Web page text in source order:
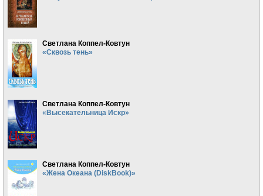
Светлана Коппел-Ковтун
«Сквозь тень»
Светлана Коппел-Ковтун
«Высекательница Искр»
Светлана Коппел-Ковтун
«Жена Океана (DiskBook)»